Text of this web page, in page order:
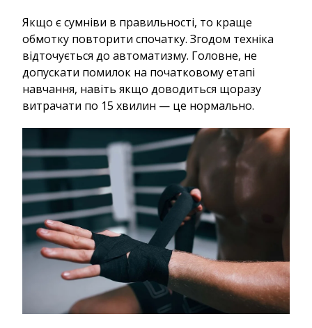
Якщо є сумніви в правильності, то краще
обмотку повторити спочатку. Згодом техніка
відточується до автоматизму. Головне, не
допускати помилок на початковому етапі
навчання, навіть якщо доводиться щоразу
витрачати по 15 хвилин — це нормально.